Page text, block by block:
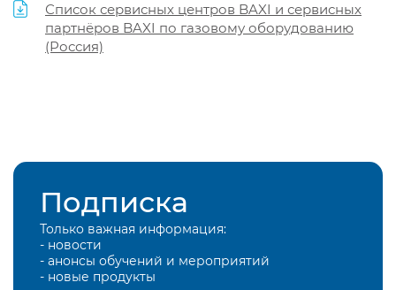
Список сервисных центров BAXI и сервисных
партнёров BAXI по газовому оборудованию
(Россия)
Подписка
Только важная информация:
- новости
- анонсы обучений и мероприятий
- новые продукты